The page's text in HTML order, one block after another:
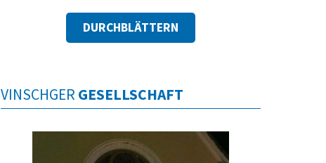
DURCHBLÄTTERN
VINSCHGER GESELLSCHAFT